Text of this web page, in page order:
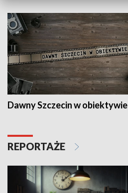
Dawny Szczecin w obiektywie
REPORTAŻE